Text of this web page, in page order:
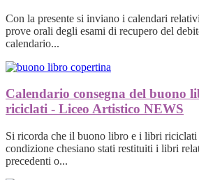
Con la presente si inviano i calendari
prove orali degli esami di recupero del
calendario...
Calendario consegna del buono
riciclati - Liceo Artistico NEWS
Si ricorda che il buono libro e i libri riciclati
condizione chesiano stati restituiti i libri
precedenti o...